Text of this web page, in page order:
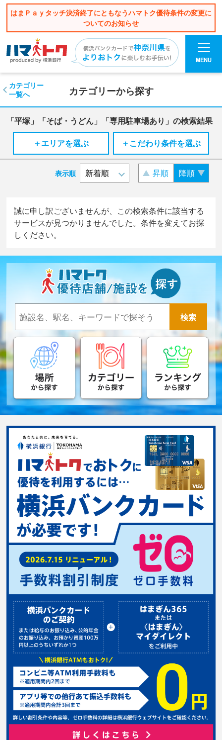
はまＰａｙタッチ決済終了にともなうハマトク優待条件の変更に
ついてのお知らせ
MENU
カテゴリーから探す
カテゴリー
一覧へ
「平塚」「そば・うどん」「専用駐車場あり」の検索結果
＋エリアを選ぶ
＋こだわり条件を選ぶ
表示順 昇順 降順
誠に申し訳ございませんが、この検索条件に該当する
サービスが見つかりませんでした。条件を変えてお探
しください。